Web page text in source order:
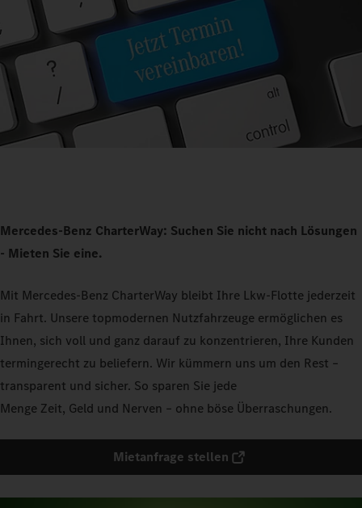
Mercedes-Benz CharterWay: Suchen Sie nicht nach Lösungen
- Mieten Sie eine.
Mit Mercedes-Benz CharterWay bleibt Ihre Lkw-Flotte jederzeit
in Fahrt. Unsere topmodernen Nutzfahrzeuge ermöglichen es
Ihnen, sich voll und ganz darauf zu konzentrieren, Ihre Kunden
termingerecht zu beliefern. Wir kümmern uns um den Rest –
transparent und sicher. So sparen Sie jede
Menge Zeit, Geld und Nerven – ohne böse Überraschungen.
Mietanfrage stellen